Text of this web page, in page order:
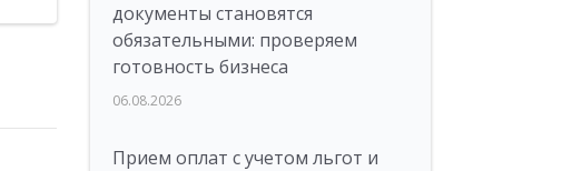
документы становятся
обязательными: проверяем
готовность бизнеса
06.08.2026
Прием оплат с учетом льгот и